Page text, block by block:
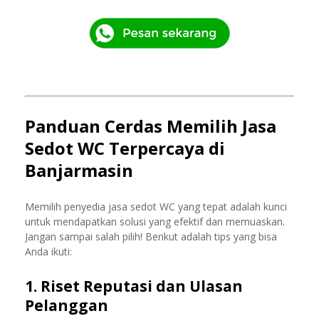
Panduan Cerdas Memilih Jasa
Sedot WC Terpercaya di
Banjarmasin
Memilih penyedia jasa sedot WC yang tepat adalah kunci
untuk mendapatkan solusi yang efektif dan memuaskan.
Jangan sampai salah pilih! Berikut adalah tips yang bisa
Anda ikuti:
1. Riset Reputasi dan Ulasan
Pelanggan